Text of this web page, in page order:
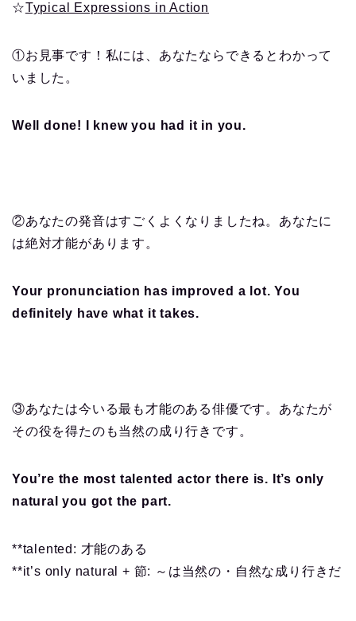
☆Typical Expressions in Action
①お見事です！私には、あなたならできるとわかって
いました。
Well done! I knew you had it in you.
②あなたの発音はすごくよくなりましたね。あなたに
は絶対才能があります。
Your pronunciation has improved a lot. You
definitely have what it takes.
③あなたは今いる最も才能のある俳優です。あなたが
その役を得たのも当然の成り行きです。
You’re the most talented actor there is. It’s only
natural you got the part.
**talented: 才能のある
**it’s only natural + 節: ～は当然の・自然な成り行きだ